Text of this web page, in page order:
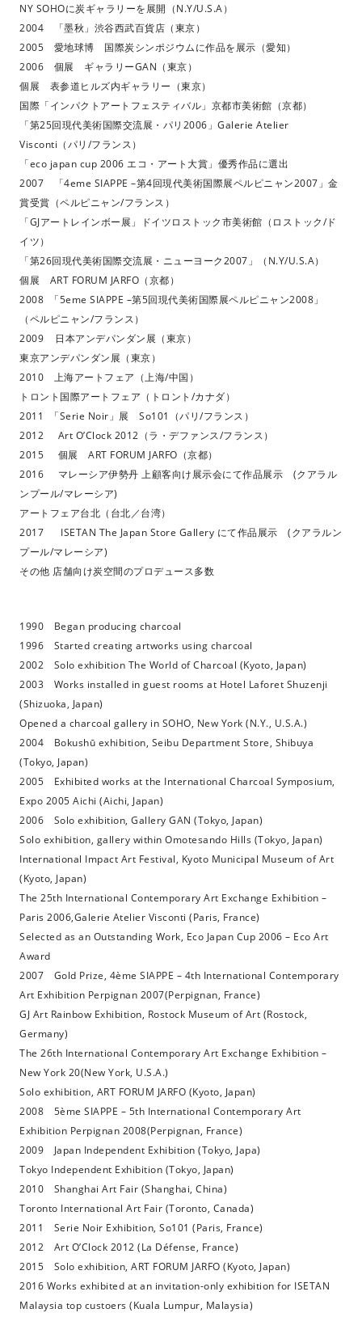
NY SOHOに炭ギャラリーを展開（N.Y/U.S.A）
2004 「墨秋」渋谷西武百貨店（東京）
2005 愛地球博 国際炭シンポジウムに作品を展示（愛知）
2006 個展 ギャラリーGAN（東京）
個展 表参道ヒルズ内ギャラリー（東京）
国際「インパクトアートフェスティバル」京都市美術館（京都）
「第25回現代美術国際交流展・パリ2006」Galerie Atelier
Visconti（パリ/フランス）
「eco japan cup 2006 エコ・アート大賞」優秀作品に選出
2007 「4eme SIAPPE –第4回現代美術国際展ペルピニャン2007」金
賞受賞（ペルピニャン/フランス）
「GJアートレインボー展」ドイツロストック市美術館（ロストック/ド
イツ）
「第26回現代美術国際交流展・ニューヨーク2007」（N.Y/U.S.A）
個展 ART FORUM JARFO（京都）
2008 「5eme SIAPPE –第5回現代美術国際展ペルピニャン2008」
（ペルピニャン/フランス）
2009 日本アンデパンダン展（東京）
東京アンデパンダン展（東京）
2010 上海アートフェア（上海/中国）
トロント国際アートフェア（トロント/カナダ）
2011 「Serie Noir」展 So101（パリ/フランス）
2012 Art O’Clock 2012（ラ・デファンス/フランス）
2015 個展 ART FORUM JARFO（京都）
2016 マレーシア伊勢丹 上顧客向け展示会にて作品展示 (クアラル
ンプール/マレーシア)
アートフェア台北（台北／台湾）
2017 ISETAN The Japan Store Gallery にて作品展示 (クアラルン
プール/マレーシア)
その他 店舗向け炭空間のプロデュース多数
1990 Began producing charcoal
1996 Started creating artworks using charcoal
2002 Solo exhibition The World of Charcoal (Kyoto, Japan)
2003 Works installed in guest rooms at Hotel Laforet Shuzenji
(Shizuoka, Japan)
Opened a charcoal gallery in SOHO, New York (N.Y., U.S.A.)
2004 Bokushū exhibition, Seibu Department Store, Shibuya
(Tokyo, Japan)
2005 Exhibited works at the International Charcoal Symposium,
Expo 2005 Aichi (Aichi, Japan)
2006 Solo exhibition, Gallery GAN (Tokyo, Japan)
Solo exhibition, gallery within Omotesando Hills (Tokyo, Japan)
International Impact Art Festival, Kyoto Municipal Museum of Art
(Kyoto, Japan)
The 25th International Contemporary Art Exchange Exhibition –
Paris 2006,Galerie Atelier Visconti (Paris, France)
Selected as an Outstanding Work, Eco Japan Cup 2006 – Eco Art
Award
2007 Gold Prize, 4ème SIAPPE – 4th International Contemporary
Art Exhibition Perpignan 2007(Perpignan, France)
GJ Art Rainbow Exhibition, Rostock Museum of Art (Rostock,
Germany)
The 26th International Contemporary Art Exchange Exhibition –
New York 20(New York, U.S.A.)
Solo exhibition, ART FORUM JARFO (Kyoto, Japan)
2008 5ème SIAPPE – 5th International Contemporary Art
Exhibition Perpignan 2008(Perpignan, France)
2009 Japan Independent Exhibition (Tokyo, Japa)
Tokyo Independent Exhibition (Tokyo, Japan)
2010 Shanghai Art Fair (Shanghai, China)
Toronto International Art Fair (Toronto, Canada)
2011 Serie Noir Exhibition, So101 (Paris, France)
2012 Art O’Clock 2012 (La Défense, France)
2015 Solo exhibition, ART FORUM JARFO (Kyoto, Japan)
2016 Works exhibited at an invitation-only exhibition for ISETAN
Malaysia top custoers (Kuala Lumpur, Malaysia)